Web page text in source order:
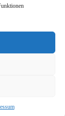
WordPress.